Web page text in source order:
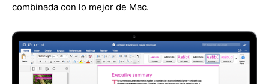
combinada con lo mejor de Mac.